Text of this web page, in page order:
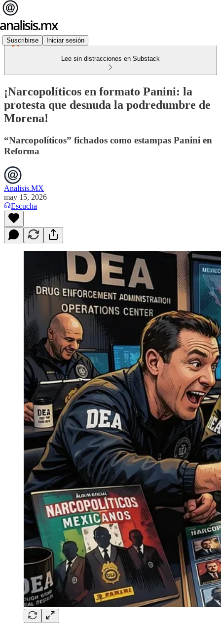
Suscribirse Iniciar sesión
Lee sin distracciones en Substack
¡Narcopolíticos en formato Panini: la
protesta que desnuda la podredumbre de
Morena!
“Narcopolíticos” fichados como estampas Panini en
Reforma
Analisis.MX
may 15, 2026
Escucha